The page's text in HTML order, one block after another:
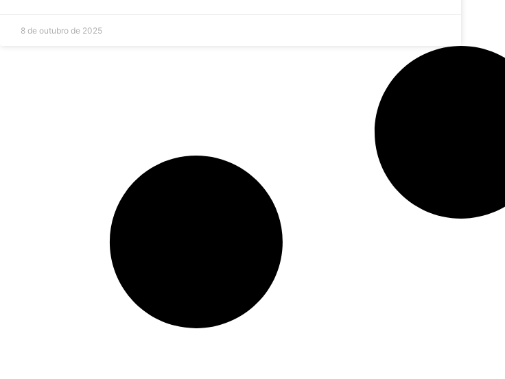
8 de outubro de 2025